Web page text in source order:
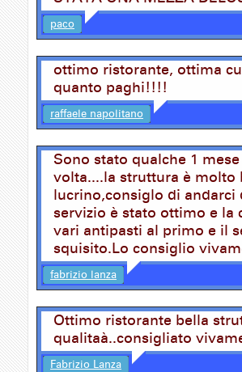
paco
ottimo ristorante, ottima
quanto paghi!!!!
raffaele napolitano
Sono stato qualche 1
volta....la struttura è molto
lucrino,consiglo di
servizio è stato ottimo e la
vari antipasti al primo e il
squisito.Lo consiglio
fabrizio lanza
Ottimo ristorante bella
qualitaà..consigliato
Fabrizio Lanza